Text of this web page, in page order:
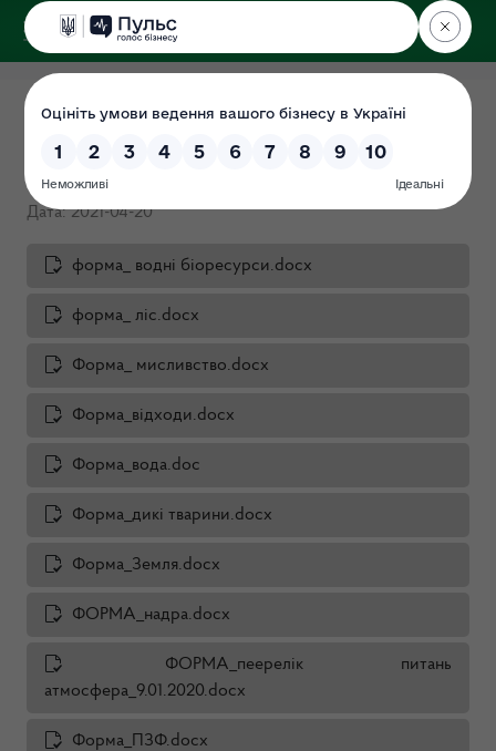
ДЕРЖЕКОІНСПЕКЦІЯ
Перелік питань до суб'єктів
господарювання
Дата: 2021-04-20
форма_ водні біоресурси.docx
форма_ ліс.docx
Форма_ мисливство.docx
Форма_відходи.docx
Форма_вода.doc
Форма_дикі тварини.docx
Форма_Земля.docx
ФОРМА_надра.docx
ФОРМА_пеерелік питань
атмосфера_9.01.2020.docx
Форма_ПЗФ.docx